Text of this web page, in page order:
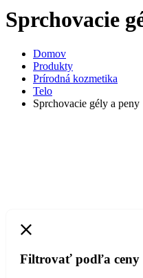
Sprchovacie
Domov
Produkty
Prírodná kozmetika
Telo
Sprchovacie gély a peny
Filtrovať podľa ceny